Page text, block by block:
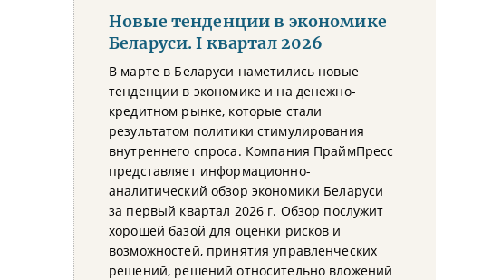
Новые тенденции в экономике
Беларуси. I квартал 2026
В марте в Беларуси наметились новые
тенденции в экономике и на денежно-
кредитном рынке, которые стали
результатом политики стимулирования
внутреннего спроса. Компания ПраймПресс
представляет информационно-
аналитический обзор экономики Беларуси
за первый квартал 2026 г. Обзор послужит
хорошей базой для оценки рисков и
возможностей, принятия управленческих
решений, решений относительно вложений